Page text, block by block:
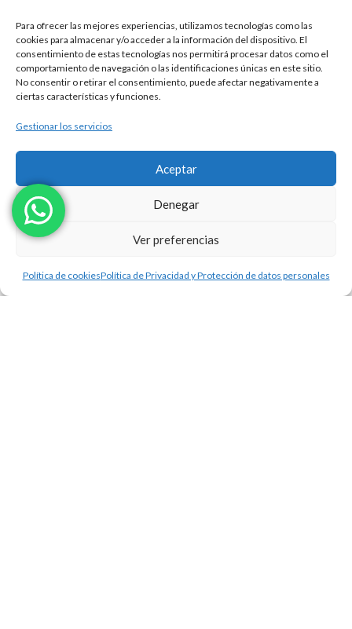
Para ofrecer las mejores experiencias, utilizamos tecnologías como las
cookies para almacenar y/o acceder a la información del dispositivo. El
consentimiento de estas tecnologías nos permitirá procesar datos como el
comportamiento de navegación o las identificaciones únicas en este sitio.
No consentir o retirar el consentimiento, puede afectar negativamente a
ciertas características y funciones.
Gestionar los servicios
Aceptar
Denegar
Ver preferencias
Política de cookiesPolítica de Privacidad y Protección de datos personales